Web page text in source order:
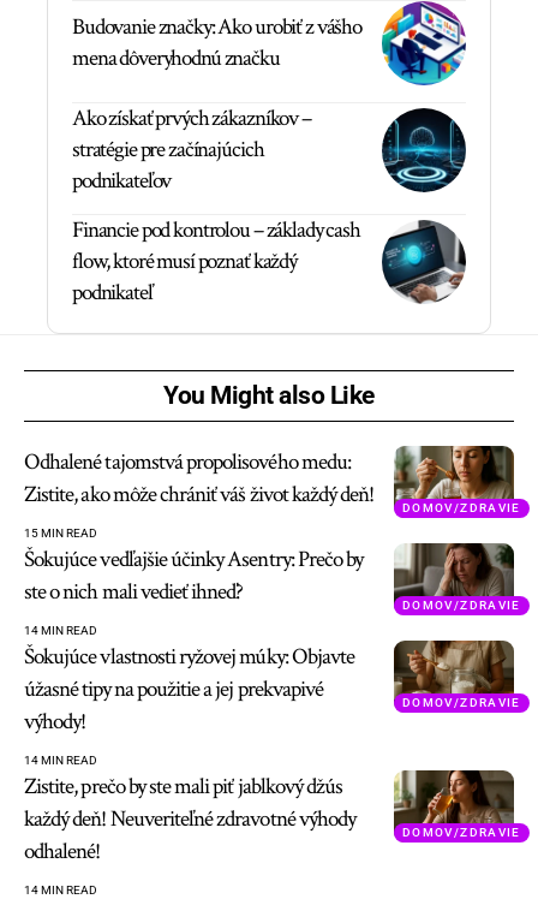
Budovanie značky: Ako urobiť z vášho
mena dôveryhodnú značku
Ako získať prvých zákazníkov –
stratégie pre začínajúcich
podnikateľov
Financie pod kontrolou – základy cash
flow, ktoré musí poznať každý
podnikateľ
You Might also Like
DOMOV/ZDRAVIE
Odhalené tajomstvá propolisového medu:
Zistite, ako môže chrániť váš život každý deň!
15 MIN READ
DOMOV/ZDRAVIE
Šokujúce vedľajšie účinky Asentry: Prečo by
ste o nich mali vedieť ihneď?
14 MIN READ
DOMOV/ZDRAVIE
Šokujúce vlastnosti ryžovej múky: Objavte
úžasné tipy na použitie a jej prekvapivé
výhody!
14 MIN READ
DOMOV/ZDRAVIE
Zistite, prečo by ste mali piť jablkový džús
každý deň! Neuveriteľné zdravotné výhody
odhalené!
14 MIN READ